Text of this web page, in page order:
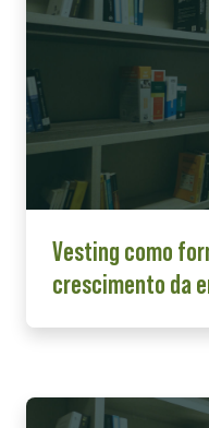
Vesting como
crescimento da